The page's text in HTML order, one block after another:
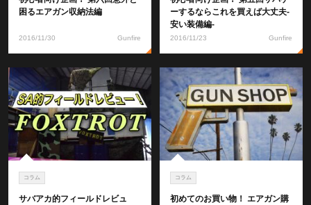
困るエアガン収納法編
2016/11/30 Gunfire
ーするならこれを買えば大丈夫-
安い装備編-
2016/11/23 Gunfire
コラム
サバアカ的フィールドレビュ
コラム
初めてのお買い物！ エアガン購